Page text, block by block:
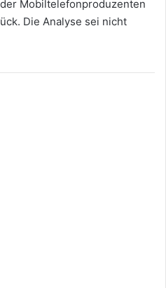
Mobiltelefonproduzenten
Die Analyse sei nicht